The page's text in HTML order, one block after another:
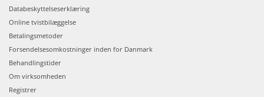
Databeskyttelseserklæring
Online tvistbilæggelse
Betalingsmetoder
Forsendelsesomkostninger inden for Danmark
Behandlingstider
Om virksomheden
Registrer